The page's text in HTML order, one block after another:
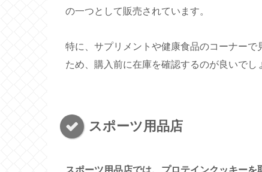
の一つとして販売されています。
特に、サプリメントや健康食品のコーナー
ため、購入前に在庫を確認するのが良いでし
スポーツ用品店
スポーツ用品店では、プロテインクッキーを